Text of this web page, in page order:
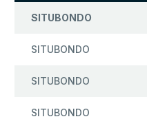
SITUBONDO
SITUBONDO
SITUBONDO
SITUBONDO